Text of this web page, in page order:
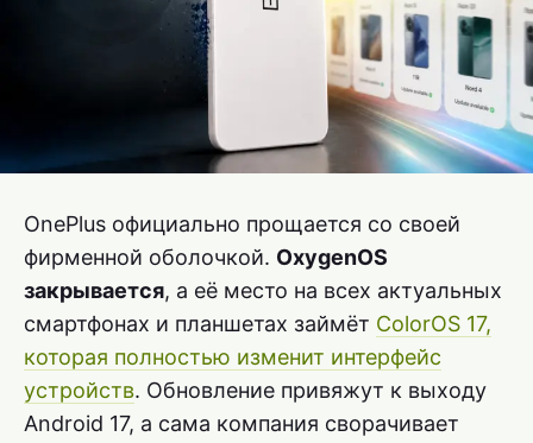
OnePlus официально прощается со своей
фирменной оболочкой. OxygenOS
закрывается, а её место на всех актуальных
смартфонах и планшетах займёт ColorOS 17,
которая полностью изменит интерфейс
устройств. Обновление привяжут к выходу
Android 17, а сама компания сворачивает